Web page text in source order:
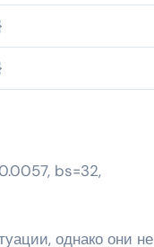
однако они не